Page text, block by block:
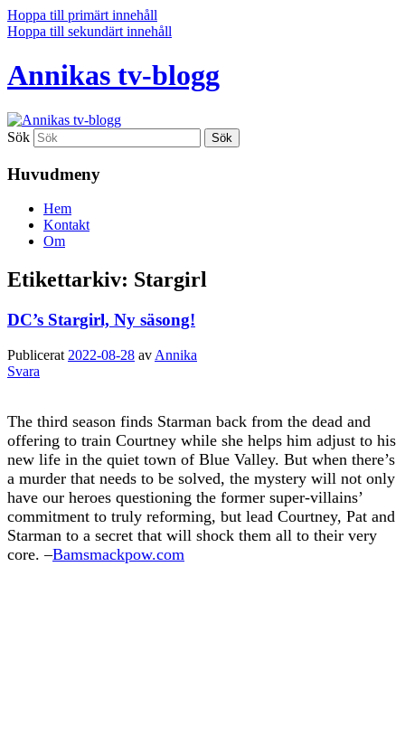
Hoppa till primärt innehåll
Hoppa till sekundärt innehåll
Annikas tv-blogg
Sök
Huvudmeny
Hem
Kontakt
Om
Etikettarkiv: Stargirl
DC’s Stargirl, Ny säsong!
Publicerat 2022-08-28 av Annika
Svara
The third season finds Starman back from the dead and
offering to train Courtney while she helps him adjust to his
new life in the quiet town of Blue Valley. But when there’s
a murder that needs to be solved, the mystery will not only
have our heroes questioning the former super-villains’
commitment to truly reforming, but lead Courtney, Pat and
Starman to a secret that will shock them all to their very
core. –Bamsmackpow.com